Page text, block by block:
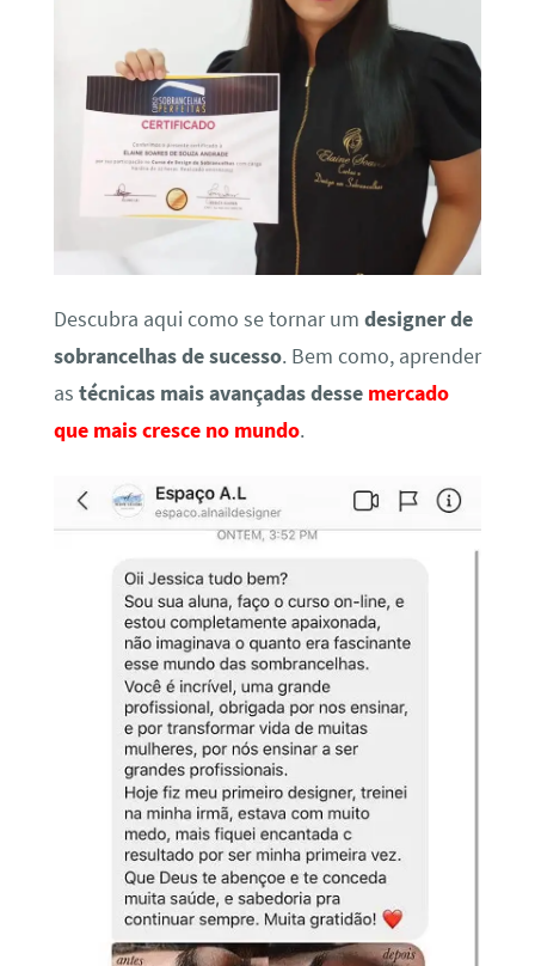
Descubra aqui como se tornar um designer de
sobrancelhas de sucesso. Bem como, aprender
as técnicas mais avançadas desse mercado
que mais cresce no mundo.